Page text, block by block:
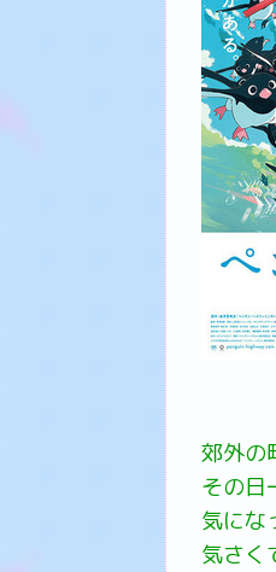
郊外の
その日
気にな
気さく